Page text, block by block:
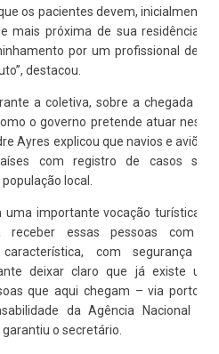
os pacientes devem, inicialmente,
mais próxima de sua residência e
por um profissional deve
destacou.
a coletiva, sobre a chegada de
o governo pretende atuar neste
Ayres explicou que navios e aviões
com registro de casos são
local.
importante vocação turística e
receber essas pessoas com a
com segurança e
deixar claro que já existe um
que aqui chegam – via porto e
da Agência Nacional de
o secretário.